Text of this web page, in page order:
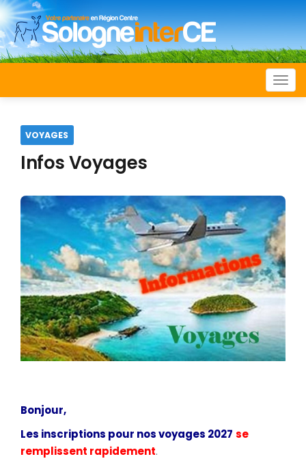
VOYAGES
Infos Voyages
Bonjour,
Les inscriptions pour nos voyages 2027 se
remplissent rapidement.